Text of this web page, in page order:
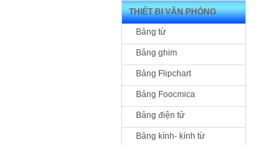
THIẾT BỊ VĂN PHÒNG
Bảng từ
Bảng ghim
Bảng Flipchart
Bảng Foocmica
Bảng điện tử
Bảng kính- kính từ